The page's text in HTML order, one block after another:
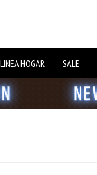
LINEA HOGAR SALE